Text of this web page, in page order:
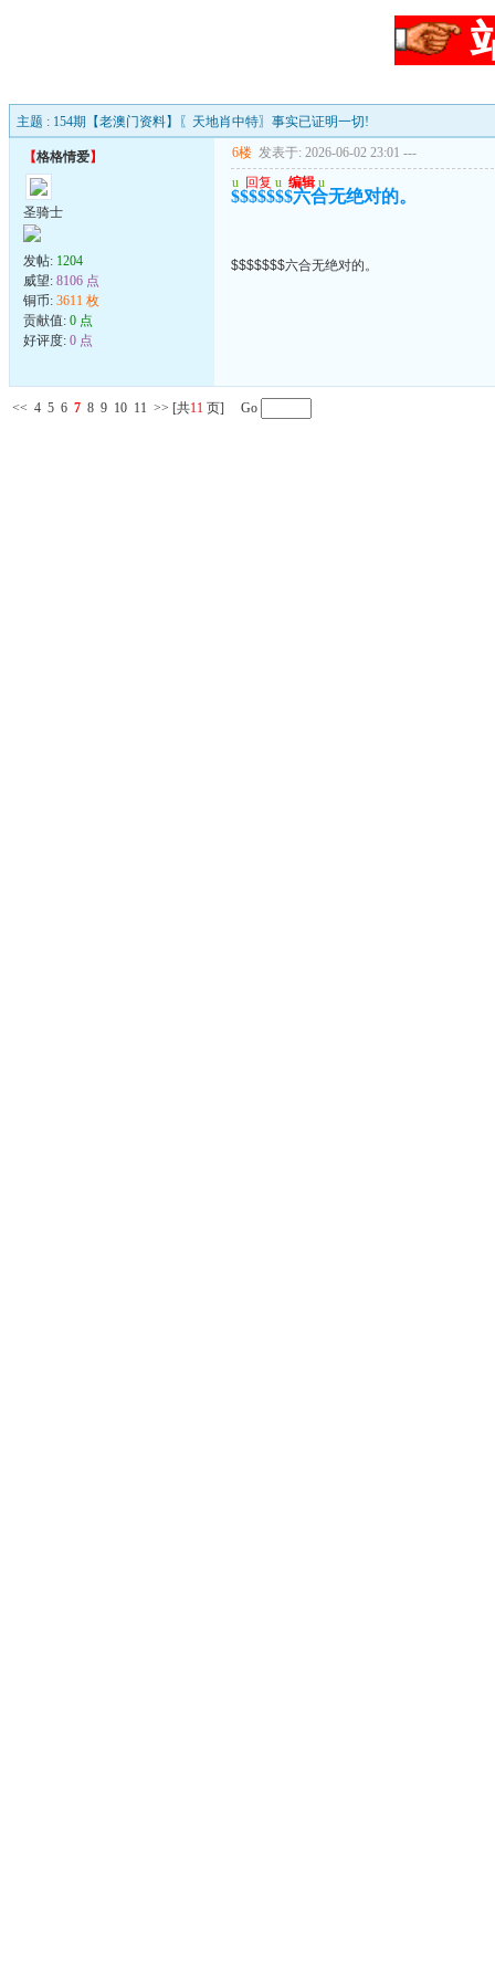
主题 : 154期【老澳门资料】〖天地肖中特〗事实已证明一切!
【格格情爱】
圣骑士
发帖: 1204
威望: 8106 点
铜币: 3611 枚
贡献值: 0 点
好评度: 0 点
6楼 发表于: 2026-06-02 23:01 ---
u 回复 u 编辑 u
$$$$$$$六合无绝对的。
$$$$$$$六合无绝对的。
<< 4 5 6 7 8 9 10 11 >> [共11 页] Go